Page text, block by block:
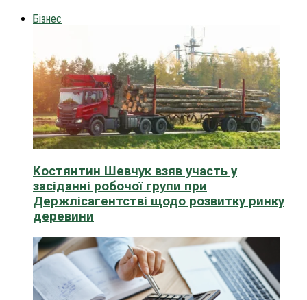
Бізнес
Костянтин Шевчук взяв участь у
засіданні робочої групи при
Держлісагентстві щодо розвитку ринку
деревини